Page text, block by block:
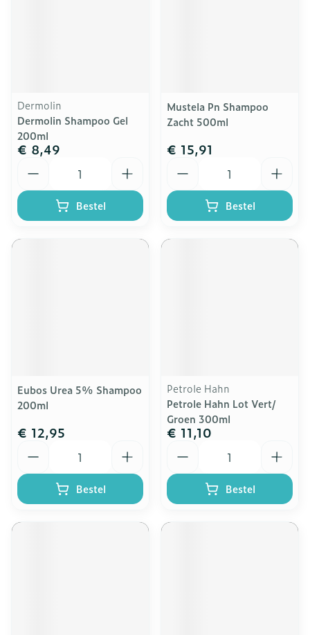
Dermolin
Dermolin Shampoo Gel
200ml
€ 8,49
Bestel
Mustela Pn Shampoo
Zacht 500ml
€ 15,91
Bestel
Eubos Urea 5% Shampoo
200ml
€ 12,95
Bestel
Petrole Hahn
Petrole Hahn Lot Vert/
Groen 300ml
€ 11,10
Bestel